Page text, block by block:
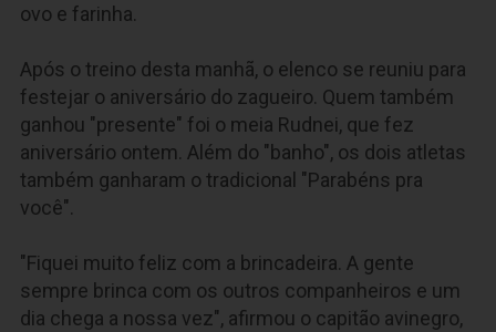
ovo e farinha.
Após o treino desta manhã, o elenco se reuniu para
festejar o aniversário do zagueiro. Quem também
ganhou "presente" foi o meia Rudnei, que fez
aniversário ontem. Além do "banho", os dois atletas
também ganharam o tradicional "Parabéns pra
você".
"Fiquei muito feliz com a brincadeira. A gente
sempre brinca com os outros companheiros e um
dia chega a nossa vez", afirmou o capitão avinegro,